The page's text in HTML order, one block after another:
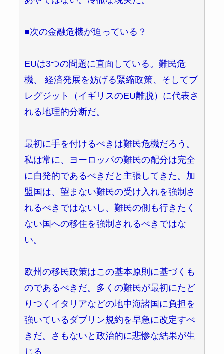
■次の金融危機が迫っている？
EUは3つの問題に直面している。難民危
機、 経済発展を妨げる緊縮政策、そしてブ
レグジット（イギリスのEU離脱）に代表さ
れる地理的分断だ。
最初に手を付けるべきは難民危機だろう。
私は常に、ヨーロッパの難民の配分は完全
に自発的であるべきだと主張してきた。加
盟国は、望まない難民の受け入れを強制さ
れるべきではないし、難民の側も行きたく
ない国への移住を強制されるべきではな
い。
欧州の移民政策はこの基本原則に基づくも
のであるべきだ。多くの難民が最初にたど
りつくイタリアなどの地中海諸国に負担を
強いているダブリン規約を早急に改定すべ
きだ。さもないと政治的に悲惨な結果が生